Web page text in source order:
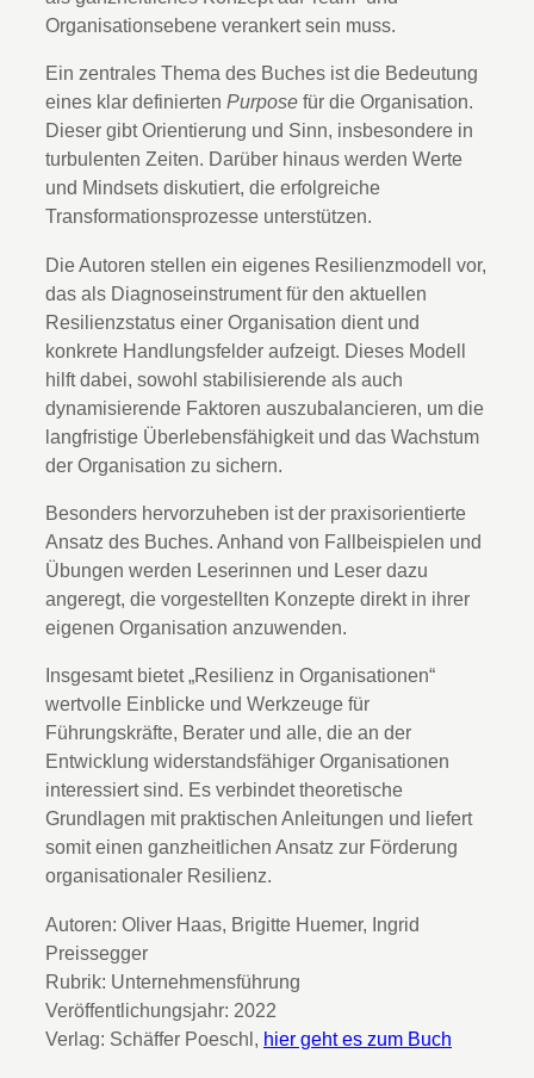
Organisationsebene verankert sein muss.
Ein zentrales Thema des Buches ist die Bedeutung
eines klar definierten Purpose für die Organisation.
Dieser gibt Orientierung und Sinn, insbesondere in
turbulenten Zeiten. Darüber hinaus werden Werte
und Mindsets diskutiert, die erfolgreiche
Transformationsprozesse unterstützen.
Die Autoren stellen ein eigenes Resilienzmodell vor,
das als Diagnoseinstrument für den aktuellen
Resilienzstatus einer Organisation dient und
konkrete Handlungsfelder aufzeigt. Dieses Modell
hilft dabei, sowohl stabilisierende als auch
dynamisierende Faktoren auszubalancieren, um die
langfristige Überlebensfähigkeit und das Wachstum
der Organisation zu sichern.
Besonders hervorzuheben ist der praxisorientierte
Ansatz des Buches. Anhand von Fallbeispielen und
Übungen werden Leserinnen und Leser dazu
angeregt, die vorgestellten Konzepte direkt in ihrer
eigenen Organisation anzuwenden.
Insgesamt bietet „Resilienz in Organisationen“
wertvolle Einblicke und Werkzeuge für
Führungskräfte, Berater und alle, die an der
Entwicklung widerstandsfähiger Organisationen
interessiert sind. Es verbindet theoretische
Grundlagen mit praktischen Anleitungen und liefert
somit einen ganzheitlichen Ansatz zur Förderung
organisationaler Resilienz.
Autoren: Oliver Haas, Brigitte Huemer, Ingrid
Preissegger
Rubrik: Unternehmensführung
Veröffentlichungsjahr: 2022
Verlag: Schäffer Poeschl, hier geht es zum Buch